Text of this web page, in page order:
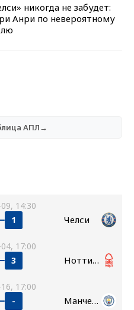
никогда не забудет:
Анри по невероятному
АПЛ→
14:30
1 Челси
17:00
3 Ноттингем Форест
17:00
- Манчестер Сити